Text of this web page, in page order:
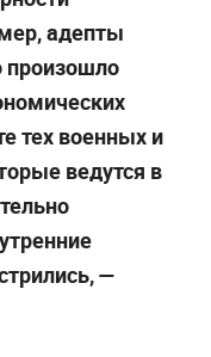
адепты
произошло
тех военных и
ведутся в
—